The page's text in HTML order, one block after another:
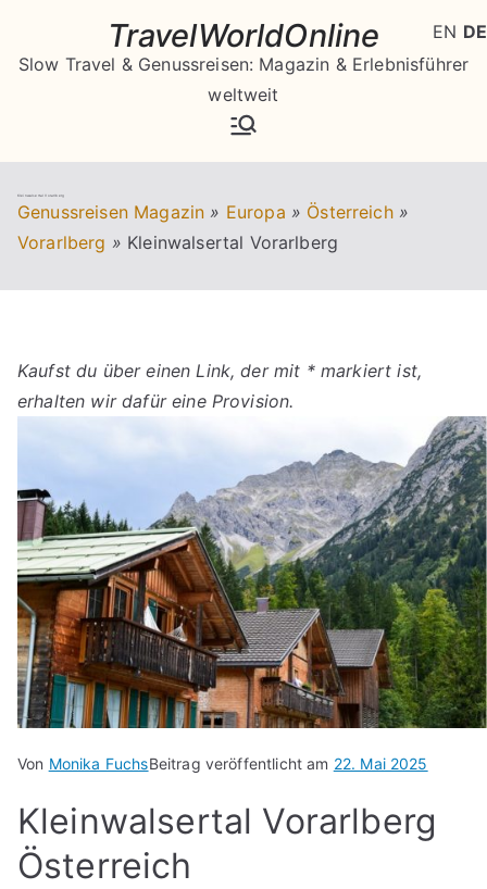
springen
TravelWorldOnline
Slow Travel & Genussreisen: Magazin & Erlebnisführer
weltweit
Kleinwalsertal Vorarlberg
Genussreisen Magazin » Europa » Österreich »
Vorarlberg » Kleinwalsertal Vorarlberg
Kaufst du über einen Link, der mit * markiert ist,
erhalten wir dafür eine Provision.
Von Monika FuchsBeitrag veröffentlicht am 22. Mai 2025
Kleinwalsertal Vorarlberg
Österreich
EN DE